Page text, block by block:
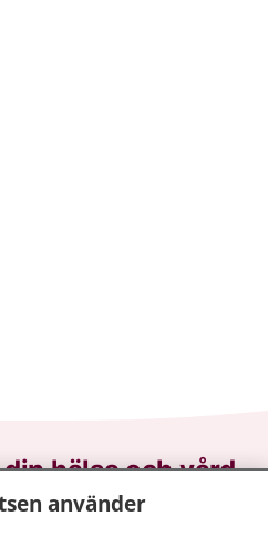
hälsa och vård
hälsa och information om
använder